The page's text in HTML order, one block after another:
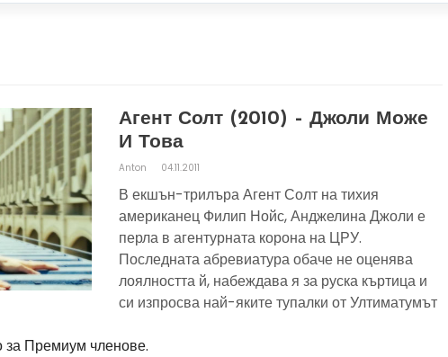
Агент Солт (2010) – Джоли Може
И Това
Anton 04.11.2011
В екшън-трилъра Агент Солт на тихия
американец Филип Нойс, Анджелина Джоли е
перла в агентурната корона на ЦРУ.
Последната абревиатура обаче не оценява
лоялността й, набеждава я за руска къртица и
си изпросва най-яките тупалки от Ултиматумът
Премиум членове.